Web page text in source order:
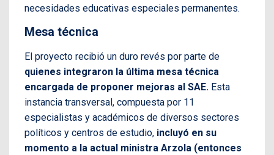
necesidades educativas especiales permanentes.
Mesa técnica
El proyecto recibió un duro revés por parte de
quienes integraron la última mesa técnica
encargada de proponer mejoras al SAE. Esta
instancia transversal, compuesta por 11
especialistas y académicos de diversos sectores
políticos y centros de estudio, incluyó en su
momento a la actual ministra Arzola (entonces